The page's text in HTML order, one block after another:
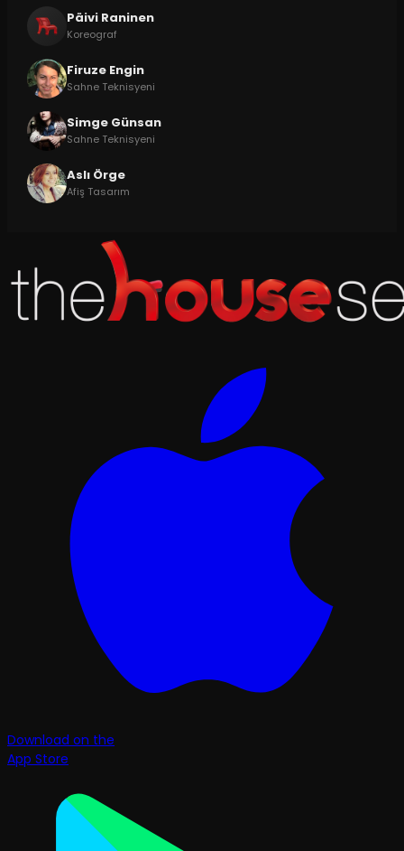
Päivi Raninen
Koreograf
Firuze Engin
Sahne Teknisyeni
Simge Günsan
Sahne Teknisyeni
Aslı Örge
Afiş Tasarım
Download on the
App Store